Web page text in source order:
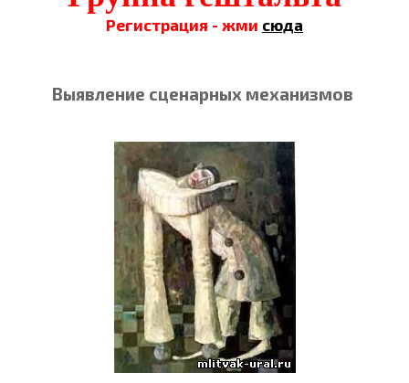
Регистрация - жми сюда
Выявление сценарных механизмов